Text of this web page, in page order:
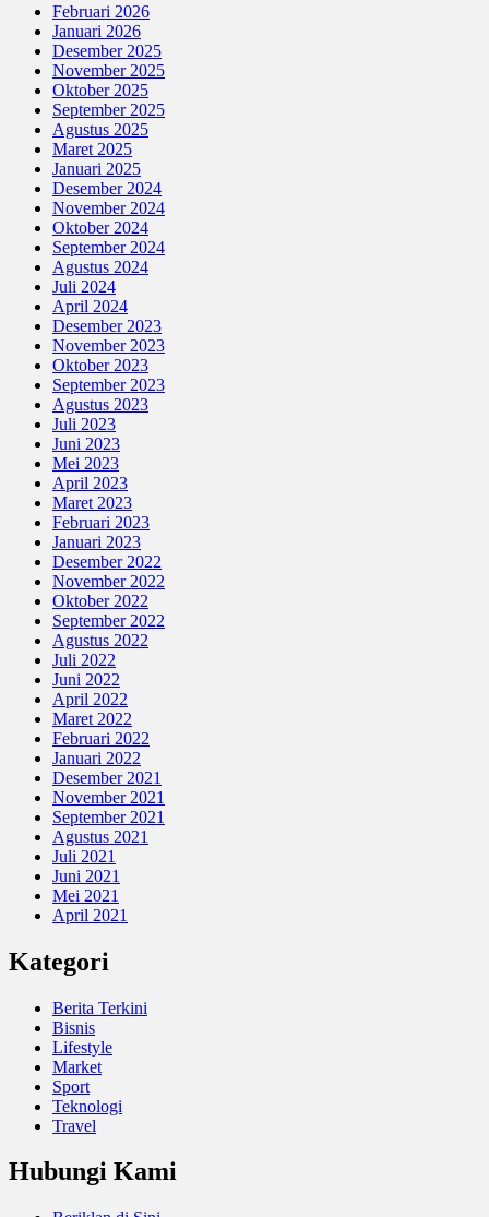
Februari 2026
Januari 2026
Desember 2025
November 2025
Oktober 2025
September 2025
Agustus 2025
Maret 2025
Januari 2025
Desember 2024
November 2024
Oktober 2024
September 2024
Agustus 2024
Juli 2024
April 2024
Desember 2023
November 2023
Oktober 2023
September 2023
Agustus 2023
Juli 2023
Juni 2023
Mei 2023
April 2023
Maret 2023
Februari 2023
Januari 2023
Desember 2022
November 2022
Oktober 2022
September 2022
Agustus 2022
Juli 2022
Juni 2022
April 2022
Maret 2022
Februari 2022
Januari 2022
Desember 2021
November 2021
September 2021
Agustus 2021
Juli 2021
Juni 2021
Mei 2021
April 2021
Kategori
Berita Terkini
Bisnis
Lifestyle
Market
Sport
Teknologi
Travel
Hubungi Kami